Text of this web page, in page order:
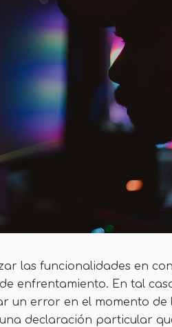
las funcionalidades en
enfrentamiento. En tal
un error en el momento de
declaración particular